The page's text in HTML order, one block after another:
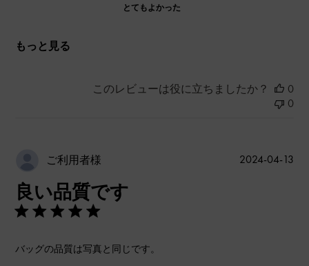
とてもよかった
もっと見る
このレビューは役に立ちましたか？
0
0
ご利用者様
良い品質です
バッグの品質は写真と同じです。
公
2024-04-13